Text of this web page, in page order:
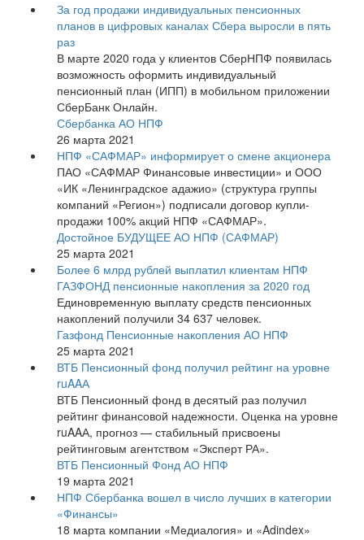
За год продажи индивидуальных пенсионных
планов в цифровых каналах Сбера выросли в пять
раз
В марте 2020 года у клиентов СберНПФ появилась
возможность оформить индивидуальный
пенсионный план (ИПП) в мобильном приложении
СберБанк Онлайн.
Сбербанка АО НПФ
26 марта 2021
НПФ «САФМАР» информирует о смене акционера
ПАО «САФМАР Финансовые инвестиции» и ООО
«ИК «Ленинградское адажио» (структура группы
компаний «Регион») подписали договор купли-
продажи 100% акций НПФ «САФМАР».
Достойное БУДУЩЕЕ АО НПФ (САФМАР)
25 марта 2021
Более 6 млрд рублей выплатил клиентам НПФ
ГАЗФОНД пенсионные накопления за 2020 год
Единовременную выплату средств пенсионных
накоплений получили 34 637 человек.
Газфонд Пенсионные накопления АО НПФ
25 марта 2021
ВТБ Пенсионный фонд получил рейтинг на уровне
ruAAА
ВТБ Пенсионный фонд в десятый раз получил
рейтинг финансовой надежности. Оценка на уровне
ruAAА, прогноз — стабильный присвоены
рейтинговым агентством «Эксперт РА».
ВТБ Пенсионный Фонд АО НПФ
19 марта 2021
НПФ Сбербанка вошел в число лучших в категории
«Финансы»
18 марта компании «Медиалогия» и «Adindex»